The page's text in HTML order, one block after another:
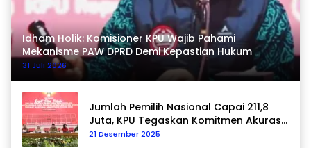
Idham Holik: Komisioner KPU Wajib Pahami
Mekanisme PAW DPRD Demi Kepastian Hukum
31 Juli 2026
Jumlah Pemilih Nasional Capai 211,8
Juta, KPU Tegaskan Komitmen Akurasi
Data Berkelanjutan
21 Desember 2025